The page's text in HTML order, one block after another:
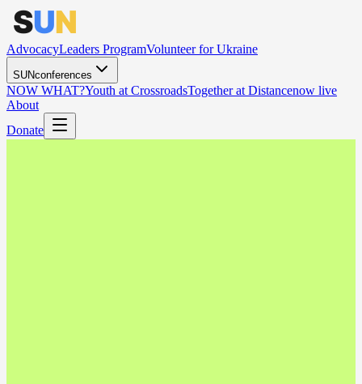
AdvocacyLeaders ProgramVolunteer for Ukraine
SUNconferences
NOW WHAT?Youth at CrossroadsTogether at Distancenow live
About
Donate